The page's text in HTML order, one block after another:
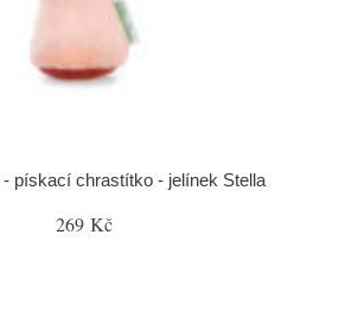
- pískací chrastítko - jelínek Stella
269 Kč